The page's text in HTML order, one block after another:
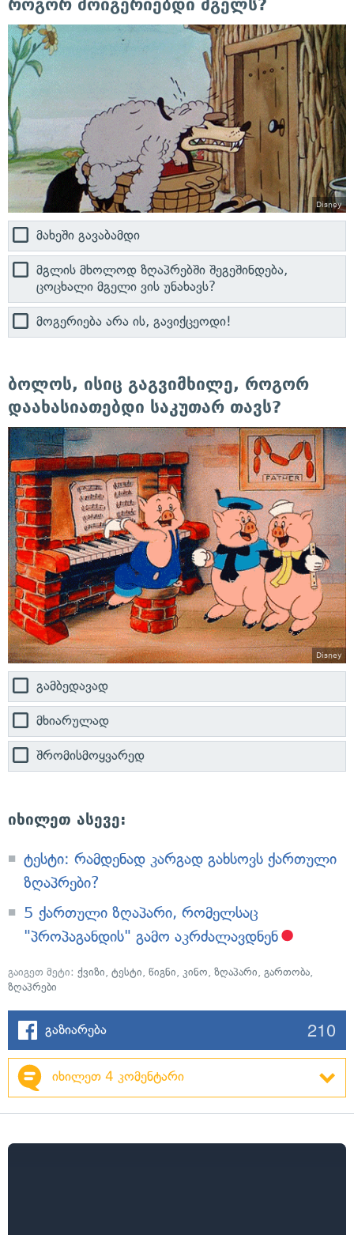
როგორ მოიგერიებდი მგელს?
Disney
მახეში გავაბამდი
მგლის მხოლოდ ზღაპრებში შეგეშინდება,
ცოცხალი მგელი ვის უნახავს?
მოგერიება არა ის, გავიქცეოდი!
ბოლოს, ისიც გაგვიმხილე, როგორ
დაახასიათებდი საკუთარ თავს?
Disney
გამბედავად
მხიარულად
შრომისმოყვარედ
იხილეთ ასევე:
ტესტი: რამდენად კარგად გახსოვს ქართული
ზღაპრები?
5 ქართული ზღაპარი, რომელსაც
"პროპაგანდის" გამო აკრძალავდნენ
გაიგეთ მეტი: ქვიზი, ტესტი, წიგნი, კინო, ზღაპარი, გართობა,
ზღაპრები
გაზიარება 210
იხილეთ 4 კომენტარი